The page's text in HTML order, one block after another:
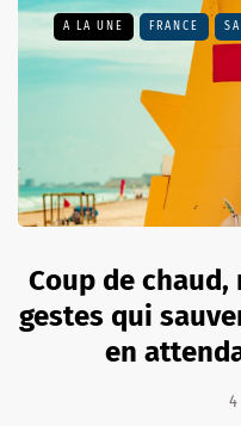
A LA UNE FRANCE
Coup de
gestes qui
en
4